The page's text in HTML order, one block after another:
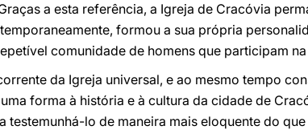
a esta referência, a Igreja de Cracóvia
formou a sua própria
comunidade de homens que participam
da Igreja universal, e ao mesmo tempo
forma à história e à cultura da cidade de
testemunhá-lo de maneira mais eloquente do